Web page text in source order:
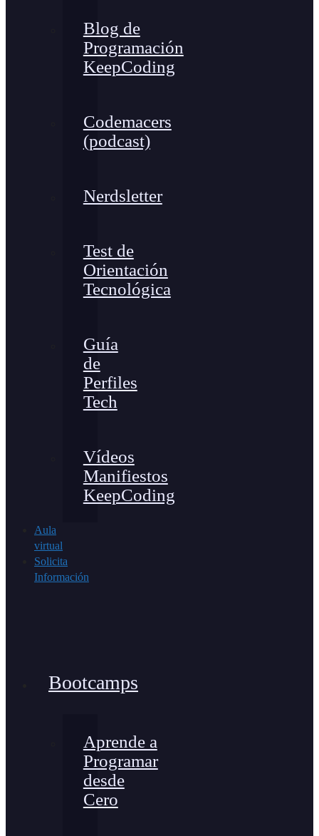
Blog de
Programación
KeepCoding
Codemacers
(podcast)
Nerdsletter
Test de
Orientación
Tecnológica
Guía
de
Perfiles
Tech
Vídeos
Manifiestos
KeepCoding
Aula
virtual
Solicita
Información
Bootcamps
Aprende a
Programar
desde
Cero